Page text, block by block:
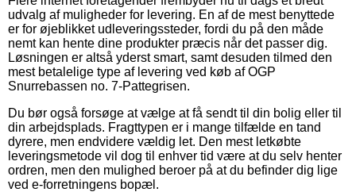
udvalg af muligheder for levering. En af de mest benyttede
er for øjeblikket udleveringssteder, fordi du på den måde
nemt kan hente dine produkter præcis når det passer dig.
Løsningen er altså yderst smart, samt desuden tilmed den
mest betalelige type af levering ved køb af OGP
Snurrebassen no. 7-Pattegrisen.
Du bør også forsøge at vælge at få sendt til din bolig eller til
din arbejdsplads. Fragttypen er i mange tilfælde en tand
dyrere, men endvidere vældig let. Den mest letkøbte
leveringsmetode vil dog til enhver tid være at du selv henter
ordren, men den mulighed beroer på at du befinder dig lige
ved e-forretningens bopæl.